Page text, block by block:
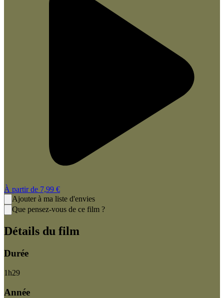
À partir de 7,99 €
Ajouter à ma liste d'envies
Que pensez-vous de ce film ?
Détails du film
Durée
1h29
Année